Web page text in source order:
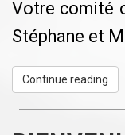
Votre comité
Stéphane et
Continue reading